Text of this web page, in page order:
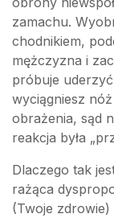
zamachu.
chodnikiem,
mężczyzna i
próbuje
wyciągniesz
obrażenia, sąd
reakcja była
Dlaczego tak
rażąca
(Twoje